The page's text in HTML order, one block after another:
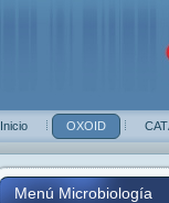
Inicio OXOID
Menú Microbiología